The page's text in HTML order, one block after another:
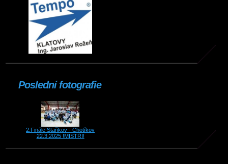
Poslední fotografie
2.Finále Staňkov - Chotíkov
22.3.2025 !MISTŘI!